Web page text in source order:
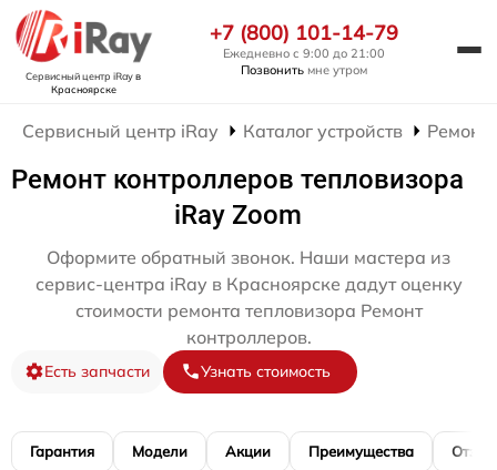
Сервисный центр iRayв
Красноярске
+7 (800) 101-14-79
Ежедневно с 9:00 до 21:00
Позвонить мне утром
Сервисный центр iRay Каталог устройств Ремонт
Ремонт контроллеров тепловизора
iRay Zoom
Оформите обратный звонок. Наши мастера из
сервис-центра iRay в Красноярске дадут оценку
стоимости ремонта тепловизора Ремонт
контроллеров.
Есть запчасти Узнать стоимость
Гарантия Модели Акции Преимущества